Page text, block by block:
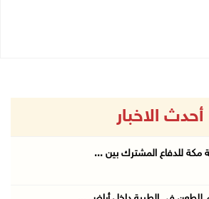
أحدث الاخبار
مكة للدفاع المشترك بين ...